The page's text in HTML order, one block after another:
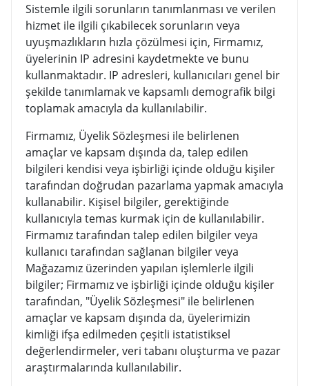
Sistemle ilgili sorunların tanımlanması ve verilen
hizmet ile ilgili çıkabilecek sorunların veya
uyuşmazlıkların hızla çözülmesi için, Firmamız,
üyelerinin IP adresini kaydetmekte ve bunu
kullanmaktadır. IP adresleri, kullanıcıları genel bir
şekilde tanımlamak ve kapsamlı demografik bilgi
toplamak amacıyla da kullanılabilir.
Firmamız, Üyelik Sözleşmesi ile belirlenen
amaçlar ve kapsam dışında da, talep edilen
bilgileri kendisi veya işbirliği içinde olduğu kişiler
tarafından doğrudan pazarlama yapmak amacıyla
kullanabilir. Kişisel bilgiler, gerektiğinde
kullanıcıyla temas kurmak için de kullanılabilir.
Firmamız tarafından talep edilen bilgiler veya
kullanıcı tarafından sağlanan bilgiler veya
Mağazamız üzerinden yapılan işlemlerle ilgili
bilgiler; Firmamız ve işbirliği içinde olduğu kişiler
tarafından, "Üyelik Sözleşmesi" ile belirlenen
amaçlar ve kapsam dışında da, üyelerimizin
kimliği ifşa edilmeden çeşitli istatistiksel
değerlendirmeler, veri tabanı oluşturma ve pazar
araştırmalarında kullanılabilir.